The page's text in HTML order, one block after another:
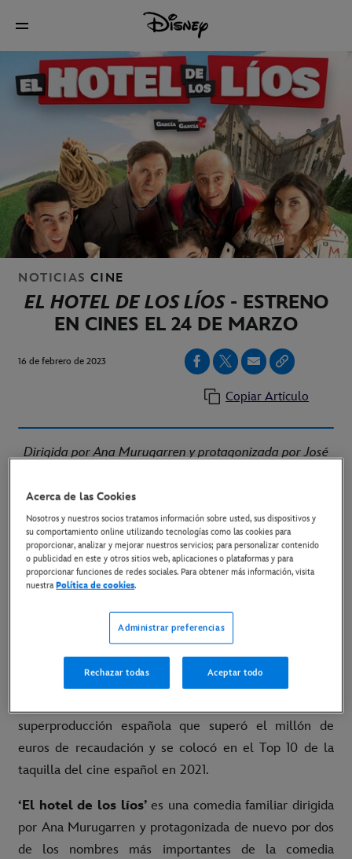
NOTICIAS CINE
EL HOTEL DE LOS LÍOS- ESTRENO
EN CINES EL 24 DE MARZO
16 de febrero de 2023
Copiar Artículo
Dirigida por Ana Murugarren y protagonizada por José
los niños Carla Chiorazzo, Carlos Morollón, Daniela
Casas, Pablo Fernández y David Calderón
Link al póster oficial
Link al tráiler oficial
Link al material disponible
Madrid, 16 de febrero de 2023- Ya están
disponibles el póster y tráiler definitivos de
superproducción española que superó el millón de
euros de recaudación y se colocó en el Top 10 de la
taquilla del cine español en 2021.
‘El hotel de los líos’es una comedia familiar dirigida
por Ana Murugarren y protagonizada de nuevo por dos
de los nombres más importantes de la comedia
Acerca de las Cookies
Nosotros y nuestros socios tratamos información sobre usted, sus dispositivos y
su comportamiento online utilizando tecnologías como las cookies para
proporcionar, analizar y mejorar nuestros servicios; para personalizar contenido
o publicidad en este y otros sitios web, aplicaciones o plataformas y para
proporcionar funciones de redes sociales. Para obtener más información, visita
nuestraPolítica de cookies.
Administrar preferencias
Rechazar todas Aceptar todo